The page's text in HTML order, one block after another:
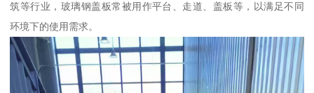
筑等行业，玻璃钢盖板常被用作平台、走道、盖板等，以满足不同
环境下的使用需求。